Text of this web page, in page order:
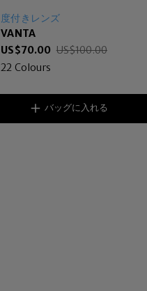
度付きレンズ
VANTA
US$70.00 US$100.00
22 Colours
バッグに入れる